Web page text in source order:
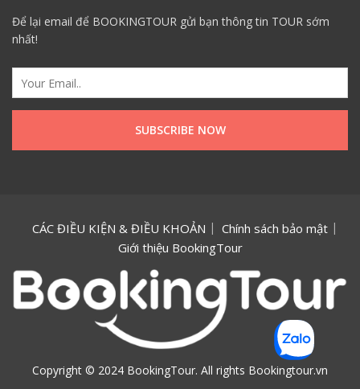
Để lại email để BOOKINGTOUR gửi bạn thông tin TOUR sớm
nhất!
CÁC ĐIỀU KIỆN & ĐIỀU KHOẢN
Chính sách bảo mật
Giới thiệu BookingTour
Copyright © 2024 BookingTour. All rights Bookingtour.vn